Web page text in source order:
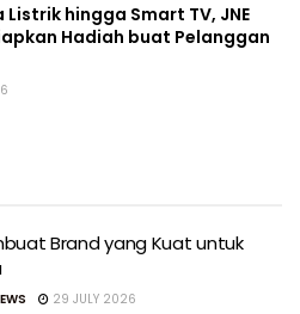
Listrik hingga Smart TV, JNE
Hadiah buat Pelanggan
Brand yang Kuat untuk
29 JULY 2026